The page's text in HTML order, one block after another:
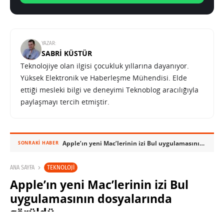
YAZAR:
SABRI KÜSTÜR
Teknolojiye olan ilgisi çocukluk yıllarına dayanıyor.
Yüksek Elektronik ve Haberleşme Mühendisi. Elde
ettiği mesleki bilgi ve deneyimi Teknoblog aracılığıyla
paylaşmayı tercih etmiştir.
SONRAKI HABER Apple’ın yeni Mac’lerinin izi Bul uygulamasının dosyalarında görüldü
ANA SAYFA TEKNOLOJI
Apple’ın yeni Mac’lerinin izi Bul
uygulamasının dosyalarında
görüldü